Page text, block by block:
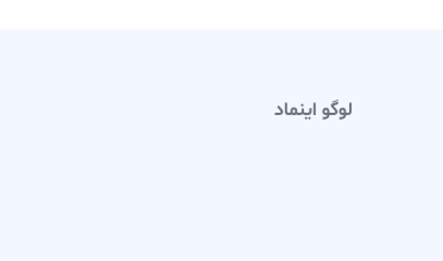
لوگو اینماد